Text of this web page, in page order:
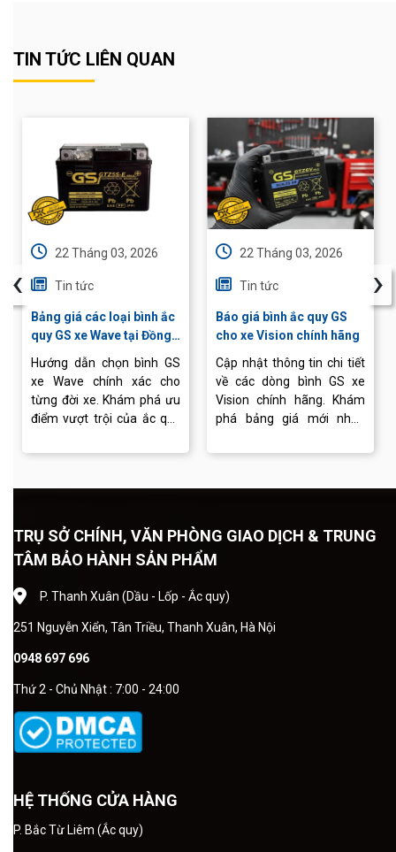
TIN TỨC LIÊN QUAN
22 Tháng 03, 2026
Tin tức
Bảng giá các loại bình ắc
quy GS xe Wave tại Đồng
Hướng dẫn chọn bình GS
xe Wave chính xác cho
từng đời xe. Khám phá ưu
điểm vượt trội của ắc quy
chuyên nghiệp tại Ắc quy
22 Tháng 03, 2026
Tin tức
Báo giá bình ắc quy GS
cho xe Vision chính hãng
Cập nhật thông tin chi tiết
về các dòng bình GS xe
Vision chính hãng. Khám
phá bảng giá mới nhất,
hợp và dịch vụ thay ắc quy
‹ ›
TRỤ SỞ CHÍNH, VĂN PHÒNG GIAO DỊCH & TRUNG
TÂM BẢO HÀNH SẢN PHẨM
P. Thanh Xuân (Dầu - Lốp - Ắc quy)
251 Nguyễn Xiển, Tân Triều, Thanh Xuân, Hà Nội
0948 697 696
Thứ 2 - Chủ Nhật : 7:00 - 24:00
HỆ THỐNG CỬA HÀNG
P. Bắc Từ Liêm (Ắc quy)